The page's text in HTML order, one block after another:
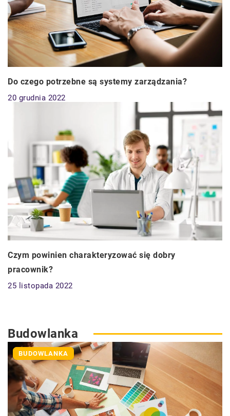
Do czego potrzebne są systemy zarządzania?
20 grudnia 2022
Czym powinien charakteryzować się dobry
pracownik?
25 listopada 2022
Budowlanka
BUDOWLANKA